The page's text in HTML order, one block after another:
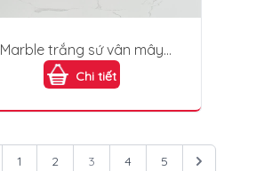
Marble trắng sứ vân mây
PVC214
Chi tiết
1 2 3 4 5